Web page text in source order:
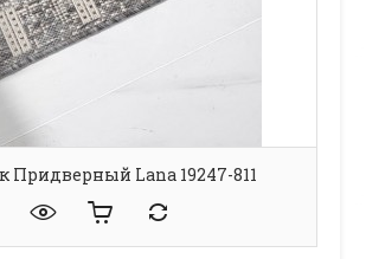
Придверный Lana 19247-811